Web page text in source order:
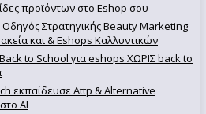
προϊόντων στο Eshop σου
Στρατηγικής Beauty Marketing
και & Eshops Καλλυντικών
to School για eshops ΧΩΡΙΣ back to
εκπαίδευσε Attp & Alternative
ΑΙ